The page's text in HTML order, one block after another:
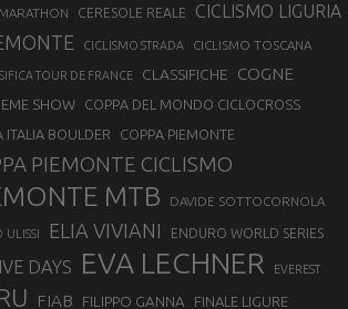
CERESOLE REALE CICLISMO LIGURIA
CICLISMO STRADA CICLISMO TOSCANA
TOUR DE FRANCE CLASSIFICHE COGNE
SHOW
COPPA DEL MONDO CICLOCROSS
ITALIA BOULDER
COPPA PIEMONTE
PIEMONTE CICLISMO
MTB DAVIDE SOTTOCORNOLA
ULISSI ELIA VIVIANI ENDURO WORLD SERIES
DAYS EVA LECHNER EVEREST
FIAB FILIPPO GANNA FINALE LIGURE